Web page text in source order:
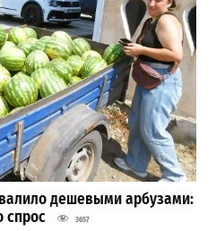
дешевыми арбузами:
спрос
3657